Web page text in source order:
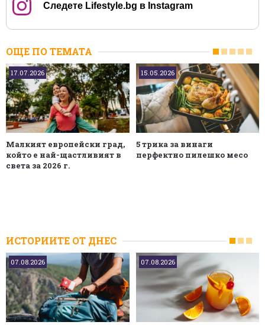
Следете Lifestyle.bg в Instagram
ОЩЕ ПО ТЕМАТА
17.07.2026
Малкият европейски град,
който е най-щастливият в
света за 2026 г.
15.05.2026
5 трика за винаги
перфектно пилешко месо
ИСТОРИИТЕ ОТ ДНЕС
07.08.2026 07.08.2026